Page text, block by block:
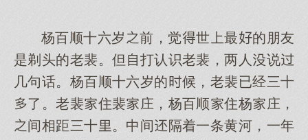
杨百顺十六岁前，觉世最的朋友
是剃头的老裴。但打认识老裴，两人说
几句话。杨百顺十六岁的候，老裴已经三十
了。老裴住裴庄，杨百顺住杨庄，
间相距三十。中间隔着一条黄河，一年